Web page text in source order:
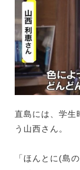
直島には、学生
う山西さん。
「ほんとに(島